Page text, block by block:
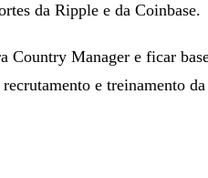
da Ripple e da Coinbase.
Country Manager e ficar
recrutamento e treinamento